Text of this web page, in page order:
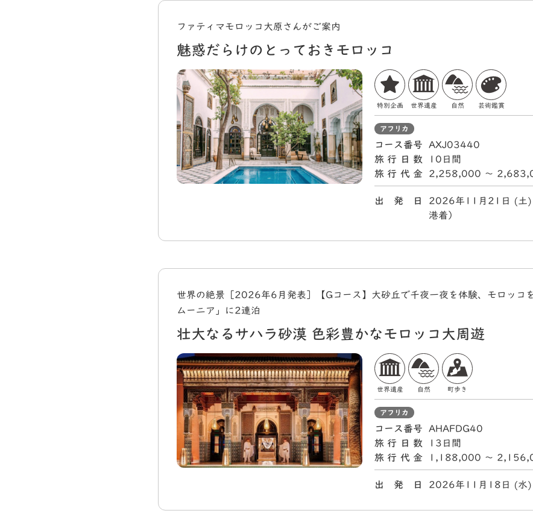
ファティマモロッコ大原さんがご案内
魅惑だらけのとっておきモロッコ
特別企画 世界遺産 自然 芸術鑑賞
アフリカ
コース番号
AXJ03440
旅行日数
10日間
旅行代金
2,258,000 〜
出 発 日
2026年11月21日 (土
港着）
世界の絶景［2026年6月発表］【Gコース】大砂丘で千夜一夜を体験、モロッコ
ムーニア」に2連泊
壮大なるサハラ砂漠 色彩豊かなモロッコ大周遊
世界遺産 自然 町歩き
アフリカ
コース番号
AHAFDG40
旅行日数
13日間
旅行代金
1,188,000 〜
出 発 日 2026年11月18日 (